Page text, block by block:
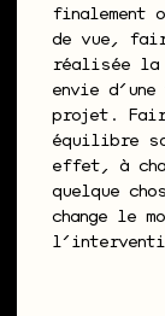
finalement
de vue,
réalisée la
envie
projet.
équilibre
effet, à
quelque
change le